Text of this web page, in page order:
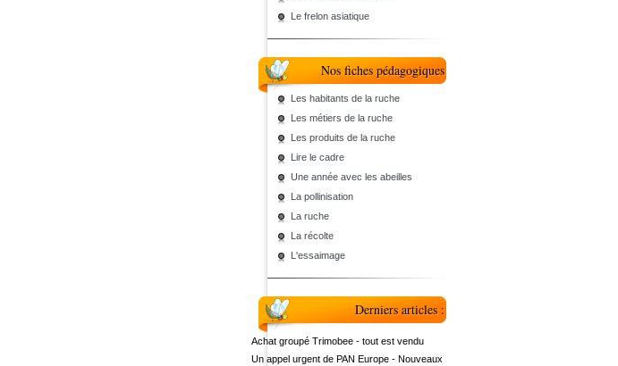
Le frelon asiatique
Nos fiches pédagogiques
Les habitants de la ruche
Les métiers de la ruche
Les produits de la ruche
Lire le cadre
Une année avec les abeilles
La pollinisation
La ruche
La récolte
L'essaimage
Derniers articles :
Achat groupé Trimobee - tout est vendu
Un appel urgent de PAN Europe - Nouveaux